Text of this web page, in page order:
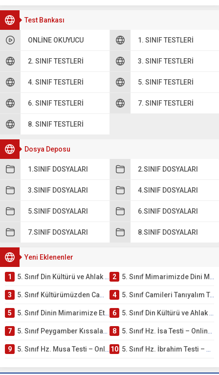
Test Bankası
ONLINE OKUYUCU 1. SINIF TESTLERI
2. SINIF TESTLERI 3. SINIF TESTLERI
4. SINIF TESTLERI 5. SINIF TESTLERI
6. SINIF TESTLERI 7. SINIF TESTLERI
8. SINIF TESTLERI
Dosya Deposu
1.SINIF DOSYALARI 2.SINIF DOSYALARI
3.SINIF DOSYALARI 4.SINIF DOSYALARI
5.SINIF DOSYALARI 6.SINIF DOSYALARI
7.SINIF DOSYALARI 8.SINIF DOSYALARI
Yeni Eklenenler
1 5. Sınıf Din Kültürü ve Ahlak Bilgisi 4. Ünite: Mimarimizde Dini Motifler Çalışmaları 2 5. Sınıf Mimarimizde Dini Motifler Ünite Testi – Online Çöz
3 5. Sınıf Kültürümüzden Cami Örnekleri Testi – Online Çöz 4 5. Sınıf Camileri Tanıyalım Testi – Online Çöz
5 5. Sınıf Dinin Mimarimize Etkisi Testi – Online Çöz 6 5. Sınıf Din Kültürü ve Ahlak Bilgisi 4. Ünite: Peygamber Kıssaları Çalışmaları
7 5. Sınıf Peygamber Kıssaları Ünite Testi – Online Çöz 8 5. Sınıf Hz. İsa Testi – Online Çöz
9 5. Sınıf Hz. Musa Testi – Online Çöz 10 5. Sınıf Hz. İbrahim Testi – Online Çöz
olduğundan emin olunuz. Eğer
sayfa yüklenmediyse buraya...